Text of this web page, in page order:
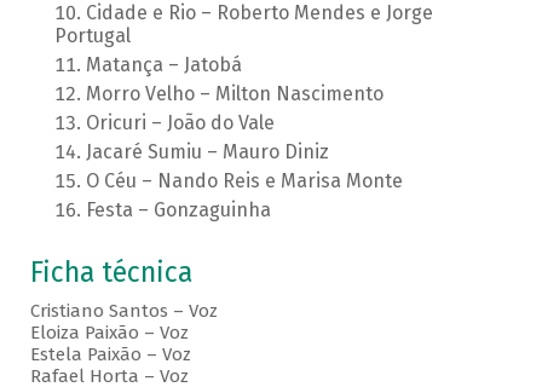
Cidade e Rio – Roberto Mendes e Jorge
Portugal
Matança – Jatobá
Morro Velho – Milton Nascimento
Oricuri – João do Vale
Jacaré Sumiu – Mauro Diniz
O Céu – Nando Reis e Marisa Monte
Festa – Gonzaguinha
Ficha técnica
Cristiano Santos – Voz
Eloiza Paixão – Voz
Estela Paixão – Voz
Rafael Horta – Voz